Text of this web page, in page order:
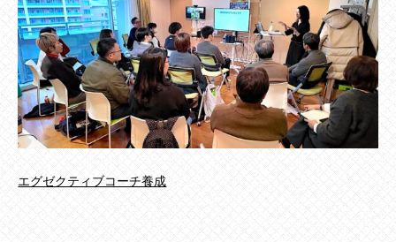
エグゼクティブコーチ養成